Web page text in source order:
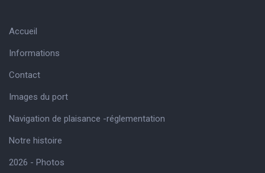
Accueil
Informations
Contact
Images du port
Navigation de plaisance -réglementation
Notre histoire
2026 - Photos